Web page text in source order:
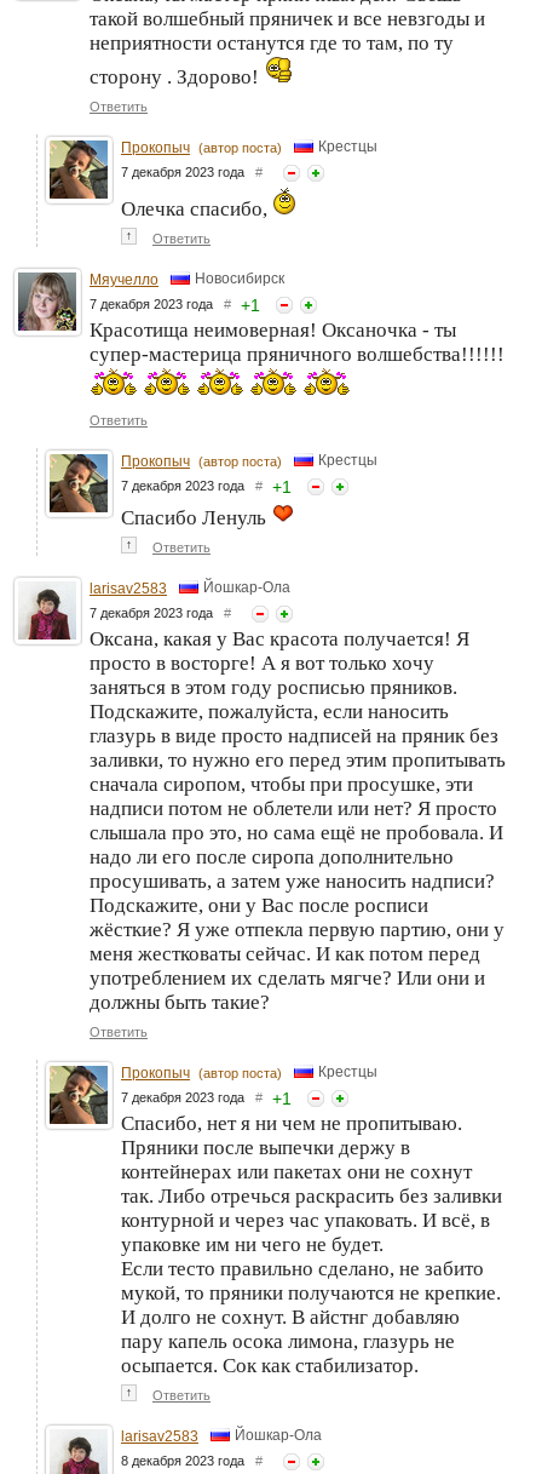
такой волшебный пряничек и все невзгоды и
неприятности останутся где то там, по ту
сторону . Здорово!
Ответить
Прокопыч (автор поста) Крестцы
7 декабря 2023 года #
Олечка спасибо,
↑ Ответить
Мяучелло Новосибирск
7 декабря 2023 года # +1
Красотища неимоверная! Оксаночка - ты
супер-мастерица пряничного волшебства!!!!!!
Ответить
Прокопыч (автор поста) Крестцы
7 декабря 2023 года # +1
Спасибо Ленуль
↑ Ответить
larisav2583 Йошкар-Ола
7 декабря 2023 года #
Оксана, какая у Вас красота получается! Я
просто в восторге! А я вот только хочу
заняться в этом году росписью пряников.
Подскажите, пожалуйста, если наносить
глазурь в виде просто надписей на пряник без
заливки, то нужно его перед этим пропитывать
сначала сиропом, чтобы при просушке, эти
надписи потом не облетели или нет? Я просто
слышала про это, но сама ещё не пробовала. И
надо ли его после сиропа дополнительно
просушивать, а затем уже наносить надписи?
Подскажите, они у Вас после росписи
жёсткие? Я уже отпекла первую партию, они у
меня жестковаты сейчас. И как потом перед
употреблением их сделать мягче? Или они и
должны быть такие?
Ответить
Прокопыч (автор поста) Крестцы
7 декабря 2023 года # +1
Спасибо, нет я ни чем не пропитываю.
Пряники после выпечки держу в
контейнерах или пакетах они не сохнут
так. Либо отречься раскрасить без заливки
контурной и через час упаковать. И всё, в
упаковке им ни чего не будет.
Если тесто правильно сделано, не забито
мукой, то пряники получаются не крепкие.
И долго не сохнут. В айстнг добавляю
пару капель осока лимона, глазурь не
осыпается. Сок как стабилизатор.
↑ Ответить
larisav2583 Йошкар-Ола
8 декабря 2023 года #